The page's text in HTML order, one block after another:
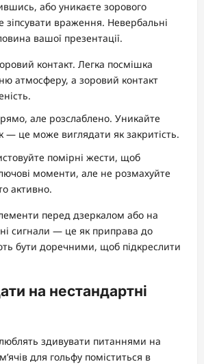
або уникаєте зорового
зіпсувати враження. Невербальні
вашої презентації.
контакт. Легка посмішка
атмосферу, а зоровий контакт
але розслаблено. Уникайте
— це може виглядати як закритість.
помірні жести, щоб
моменти, але не розмахуйте
активно.
перед дзеркалом або на
сигнали — це як приправа до
бути доречними, щоб підкреслити
на нестандартні
здивувати питаннями на
для гольфу поміститься в